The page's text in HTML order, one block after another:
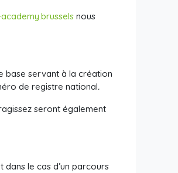
nous
base servant à la création
de registre national.
seront également
dans le cas d’un parcours